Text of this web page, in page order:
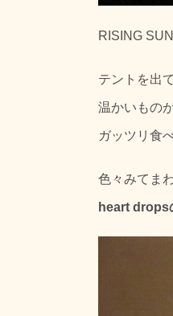
RISING
テントを出
温かいもの
ガッツリ食
色々みてま
heart drops